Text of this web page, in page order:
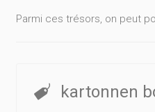
Parmi ces trésors, on peut
kartonnen